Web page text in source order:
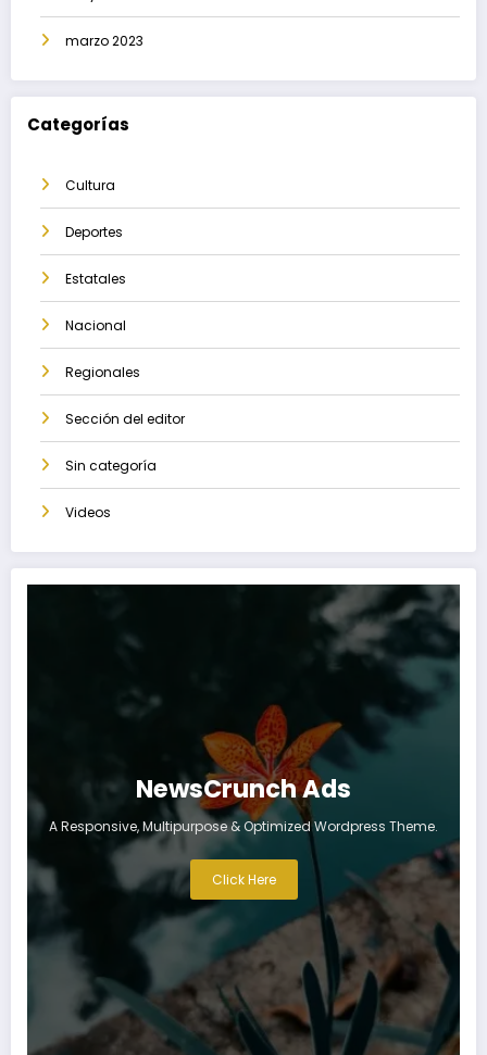
marzo 2023
Categorías
Cultura
Deportes
Estatales
Nacional
Regionales
Sección del editor
Sin categoría
Videos
NewsCrunch Ads
A Responsive, Multipurpose & Optimized Wordpress Theme.
Click Here